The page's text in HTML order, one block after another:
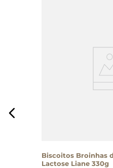
Biscoitos Broinhas
Lactose Liane 330g